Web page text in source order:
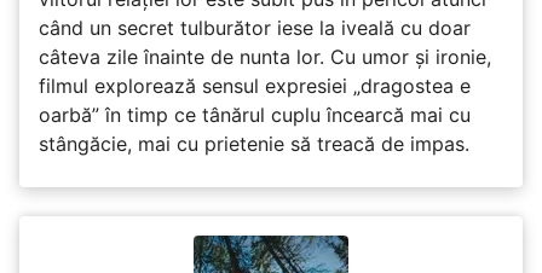
când un secret tulburător iese la iveală cu doar
câteva zile înainte de nunta lor. Cu umor și ironie,
filmul explorează sensul expresiei „dragostea e
oarbă” în timp ce tânărul cuplu încearcă mai cu
stângăcie, mai cu prietenie să treacă de impas.